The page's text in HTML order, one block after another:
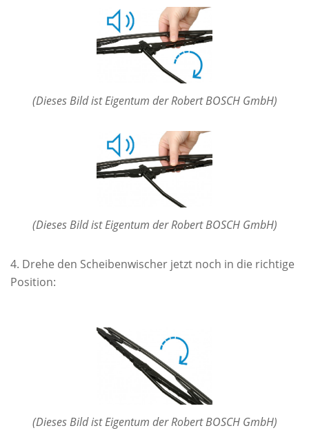
(Dieses Bild ist Eigentum der Robert BOSCH GmbH)
(Dieses Bild ist Eigentum der Robert BOSCH GmbH)
Drehe den Scheibenwischer jetzt noch in die richtige
Position:
(Dieses Bild ist Eigentum der Robert BOSCH GmbH)